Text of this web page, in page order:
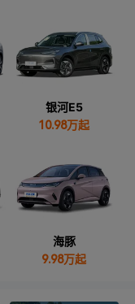
银河E5
10.98万起
海豚
9.98万起